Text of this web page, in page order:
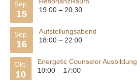
Sep.
15
19:00 – 20:30
Sep.
16
Aufstellungsabend
18:00 – 22:00
Okt.
10
Energetic Counselor Ausbildung
10:00 – 17:00